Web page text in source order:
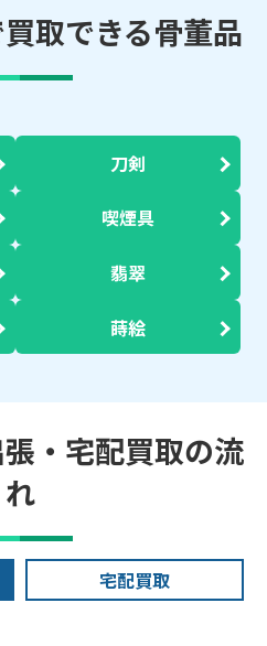
取できる骨董品
刀剣
喫煙具
翡翠
蒔絵
・宅配買取の流
れ
宅配買取